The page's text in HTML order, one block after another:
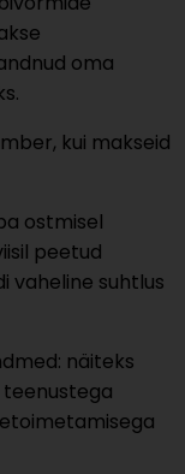
oma
kui makseid
ostmisel
peetud
vaheline suhtlus
näiteks